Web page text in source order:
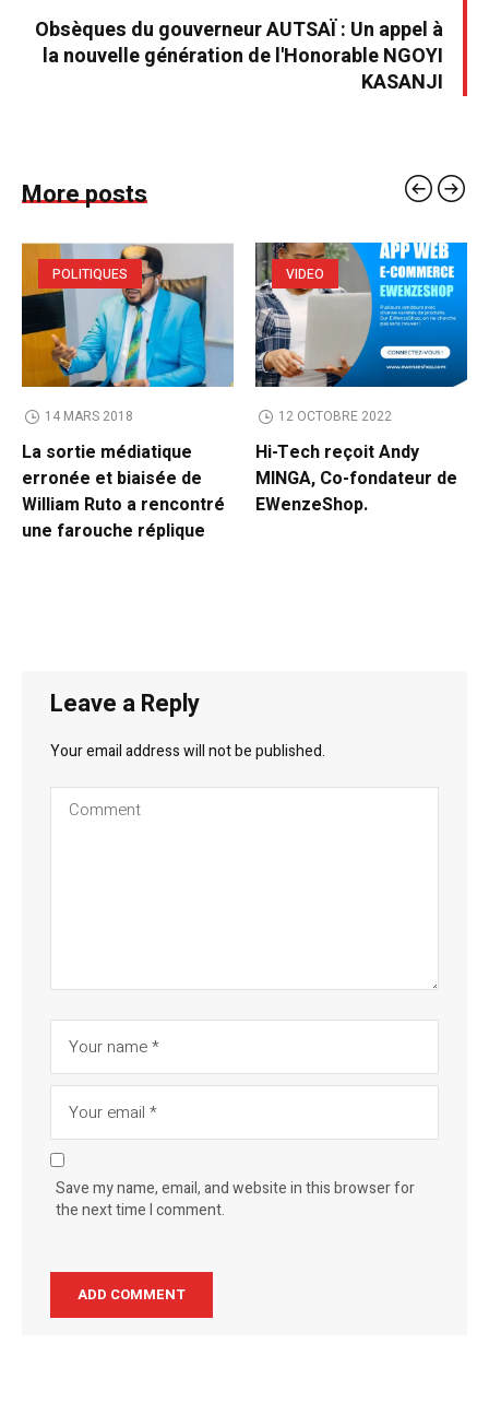
Obsèques du gouverneur AUTSAÏ : Un appel à
la nouvelle génération de l'Honorable NGOYI
KASANJI
More posts
POLITIQUES
14 MARS 2018
La sortie médiatique
erronée et biaisée de
William Ruto a rencontré
une farouche réplique
VIDEO
12 OCTOBRE 2022
Hi-Tech reçoit Andy
MINGA, Co-fondateur de
EWenzeShop.
Leave a Reply
Your email address will not be published.
Save my name, email, and website in this browser for
the next time I comment.